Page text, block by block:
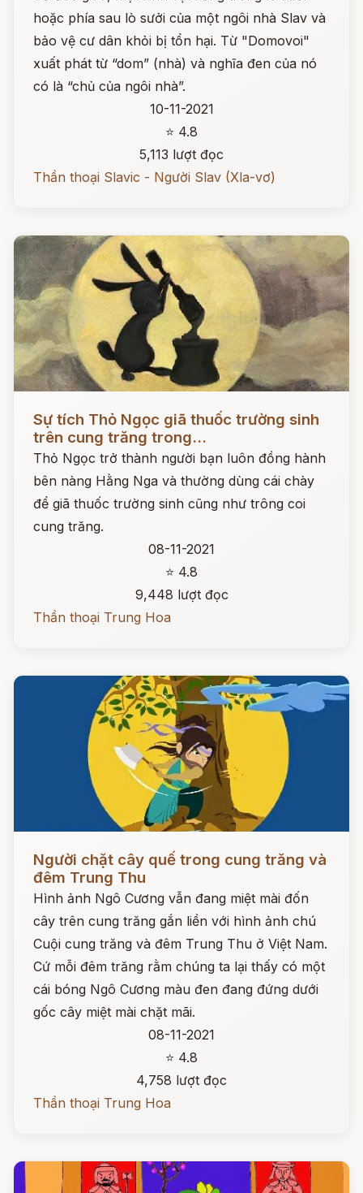
hoặc phía sau lò sưởi của một ngôi nhà Slav và
bảo vệ cư dân khỏi bị tổn hại. Từ "Domovoi"
xuất phát từ “dom” (nhà) và nghĩa đen của nó
có là “chủ của ngôi nhà”.
10-11-2021
⭐ 4.8
5,113 lượt đọc
Thần thoại Slavic - Người Slav (Xla-vơ)
Sự tích Thỏ Ngọc giã thuốc trường sinh
trên cung trăng trong...
Thỏ Ngọc trở thành người bạn luôn đồng hành
bên nàng Hằng Nga và thường dùng cái chày
để giã thuốc trường sinh cũng như trông coi
cung trăng.
08-11-2021
⭐ 4.8
9,448 lượt đọc
Thần thoại Trung Hoa
Người chặt cây quế trong cung trăng và
đêm Trung Thu
Hình ảnh Ngô Cương vẫn đang miệt mài đốn
cây trên cung trăng gắn liền với hình ảnh chú
Cuội cung trăng và đêm Trung Thu ở Việt Nam.
Cứ mỗi đêm trăng rằm chúng ta lại thấy có một
cái bóng Ngô Cương màu đen đang đứng dưới
gốc cây miệt mài chặt mãi.
08-11-2021
⭐ 4.8
4,758 lượt đọc
Thần thoại Trung Hoa